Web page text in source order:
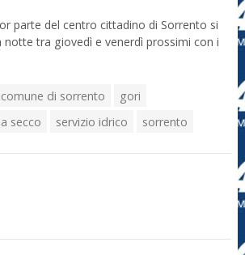
parte del centro cittadino di Sorrento si
tra giovedì e venerdì prossimi con i
comune di sorrento
gori
secco
servizio idrico sorrento